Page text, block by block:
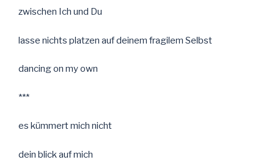
zwischen Ich und Du
lasse nichts platzen auf deinem fragilem Selbst
dancing on my own
***
es kümmert mich nicht
dein blick auf mich